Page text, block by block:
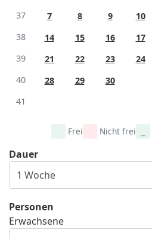
37
7 8 9 10
38
14 15 16 17
39
21 22 23 24
40
28 29
30
41
Frei Nicht frei
Dauer
Personen
Erwachsene